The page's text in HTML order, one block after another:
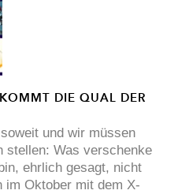
DIE QUAL DER
und wir müssen
stellen: Was verschenke
ehrlich gesagt, nicht
im Oktober mit dem X-